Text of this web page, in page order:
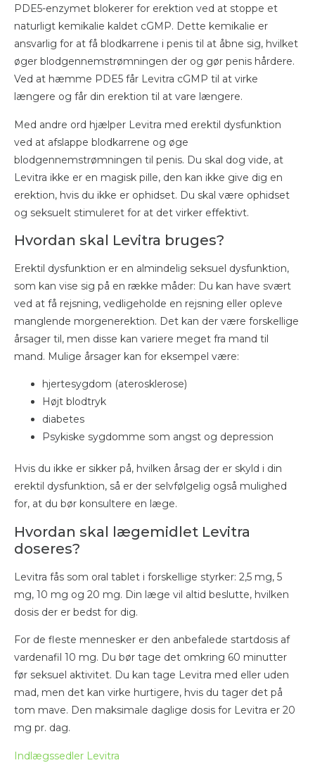
PDE5-enzymet blokerer for erektion ved at stoppe et
naturligt kemikalie kaldet cGMP. Dette kemikalie er
ansvarlig for at få blodkarrene i penis til at åbne sig, hvilket
øger blodgennemstrømningen der og gør penis hårdere.
Ved at hæmme PDE5 får Levitra cGMP til at virke
længere og får din erektion til at vare længere.
Med andre ord hjælper Levitra med erektil dysfunktion
ved at afslappe blodkarrene og øge
blodgennemstrømningen til penis. Du skal dog vide, at
Levitra ikke er en magisk pille, den kan ikke give dig en
erektion, hvis du ikke er ophidset. Du skal være ophidset
og seksuelt stimuleret for at det virker effektivt.
Hvordan skal Levitra bruges?
Erektil dysfunktion er en almindelig seksuel dysfunktion,
som kan vise sig på en række måder: Du kan have svært
ved at få rejsning, vedligeholde en rejsning eller opleve
manglende morgenerektion. Det kan der være forskellige
årsager til, men disse kan variere meget fra mand til
mand. Mulige årsager kan for eksempel være:
hjertesygdom (aterosklerose)
Højt blodtryk
diabetes
Psykiske sygdomme som angst og depression
Hvis du ikke er sikker på, hvilken årsag der er skyld i din
erektil dysfunktion, så er der selvfølgelig også mulighed
for, at du bør konsultere en læge.
Hvordan skal lægemidlet Levitra
doseres?
Levitra fås som oral tablet i forskellige styrker: 2,5 mg, 5
mg, 10 mg og 20 mg. Din læge vil altid beslutte, hvilken
dosis der er bedst for dig.
For de fleste mennesker er den anbefalede startdosis af
vardenafil 10 mg. Du bør tage det omkring 60 minutter
før seksuel aktivitet. Du kan tage Levitra med eller uden
mad, men det kan virke hurtigere, hvis du tager det på
tom mave. Den maksimale daglige dosis for Levitra er 20
mg pr. dag.
Indlægssedler Levitra